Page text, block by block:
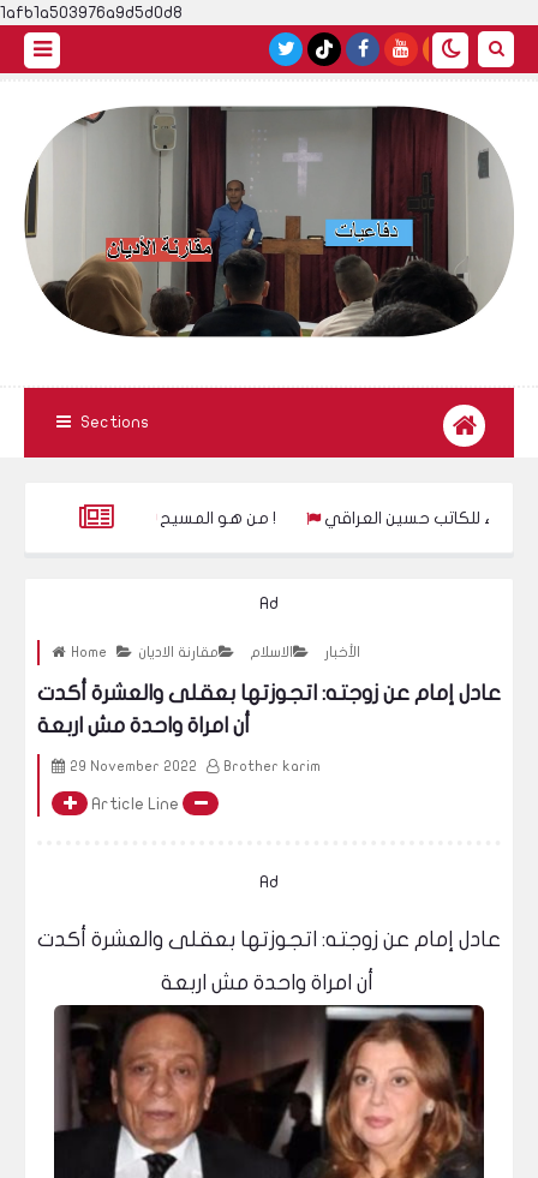
1afb1a503976a9d5d0d8
Sections
من هو المسيح ! فاطمة الزهراء للكاتب حسين العراقي
Ad
Home الأخبار الاسلام مقارنة الاديان
عادل إمام عن زوجته: اتجوزتها بعقلى والعشرة أكدت
أن امراة واحدة مش اربعة
29 November 2022 Brother karim
Article Line
Ad
عادل إمام عن زوجته: اتجوزتها بعقلى والعشرة أكدت